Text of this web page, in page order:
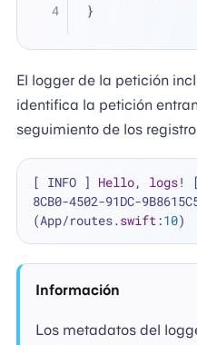
}
El logger de la petición
identifica la petición
seguimiento de los
[ INFO ] Hello, logs!
8CB0-4502-91DC-
(App/routes.swift:10
Información
Los metadatos del